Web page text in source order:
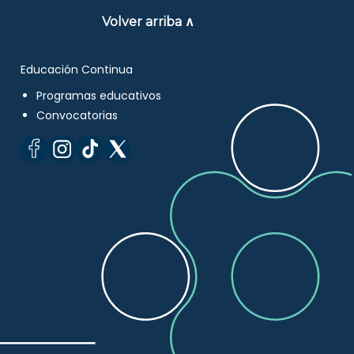
Volver arriba ∧
Educación Continua
Programas educativos
Convocatorias